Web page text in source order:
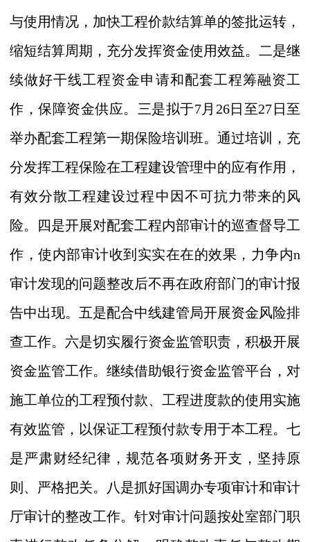
与使用情况，加快工程价款结算单的签批运转，
缩短结算周期，充分发挥资金使用效益。二是继
续做好干线工程资金申请和配套工程筹融资工
作，保障资金供应。三是拟于7月 26日至27 日至
举办配套工程第一期保险培训班。通过培训，充
分发挥工程保险在工程建设管理中的应有作用，
有效分散工程建设过程中因不可抗力带来的风
险。四是开展对配套工程内部审计的巡查督导工
作，使内部审计收到实实在在的效果，力争内n
审计发现的问题整改后不再在政府部门的审计报
告中出现。五是配合中线建管局开展资金风险排
查工作。六是切实履行资金监管职责，积极开展
资金监管工作。继续借助银行资金监管平台，对
施工单位的工程预付款、工程进度款的使用实施
有效监管，以保证工程预付款专用于本工程。七
是严肃财经纪律，规范各项财务开支，坚持原
则、严格把关。八是抓好国调办专项审计和审计
厅审计的整改工作。针对审计问题按处室部门职